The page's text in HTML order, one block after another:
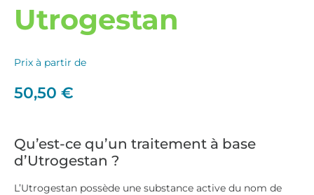
Utrogestan
Prix à partir de
50,50 €
Qu’est-ce qu’un traitement à base
d’Utrogestan ?
L’Utrogestan possède une substance active du nom de